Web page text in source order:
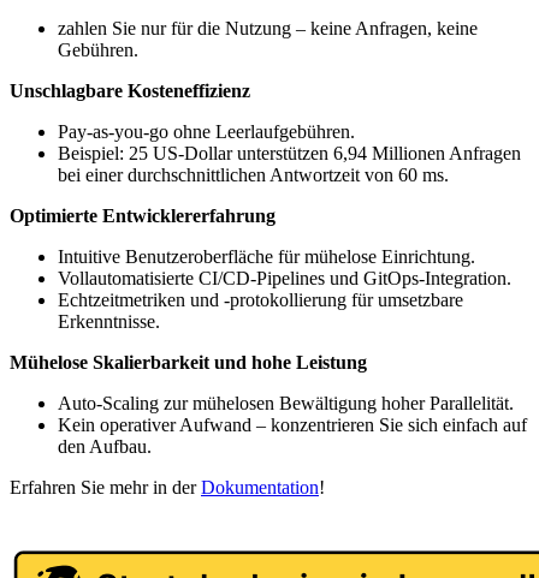
zahlen Sie nur für die Nutzung – keine Anfragen, keine
Gebühren.
Unschlagbare Kosteneffizienz
Pay-as-you-go ohne Leerlaufgebühren.
Beispiel: 25 US-Dollar unterstützen 6,94 Millionen Anfragen
bei einer durchschnittlichen Antwortzeit von 60 ms.
Optimierte Entwicklererfahrung
Intuitive Benutzeroberfläche für mühelose Einrichtung.
Vollautomatisierte CI/CD-Pipelines und GitOps-Integration.
Echtzeitmetriken und -protokollierung für umsetzbare
Erkenntnisse.
Mühelose Skalierbarkeit und hohe Leistung
Auto-Scaling zur mühelosen Bewältigung hoher Parallelität.
Kein operativer Aufwand – konzentrieren Sie sich einfach auf
den Aufbau.
Erfahren Sie mehr in derDokumentation!